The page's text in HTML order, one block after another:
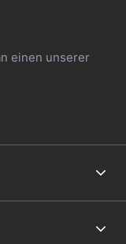
einen unserer